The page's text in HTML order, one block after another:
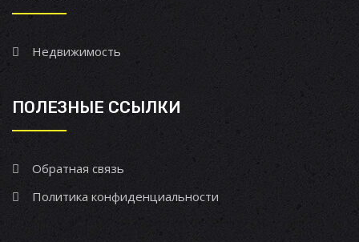
Недвижимость
ПОЛЕЗНЫЕ ССЫЛКИ
Обратная связь
Политика конфиденциальности